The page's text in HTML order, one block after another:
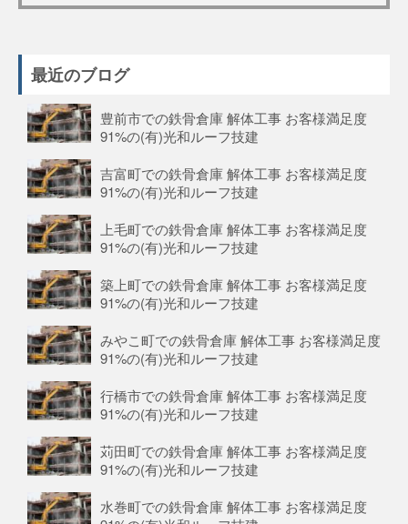
最近のブログ
豊前市での鉄骨倉庫 解体工事 お客様満足度
91%の(有)光和ルーフ技建
吉富町での鉄骨倉庫 解体工事 お客様満足度
91%の(有)光和ルーフ技建
上毛町での鉄骨倉庫 解体工事 お客様満足度
91%の(有)光和ルーフ技建
築上町での鉄骨倉庫 解体工事 お客様満足度
91%の(有)光和ルーフ技建
みやこ町での鉄骨倉庫 解体工事 お客様満足度
91%の(有)光和ルーフ技建
行橋市での鉄骨倉庫 解体工事 お客様満足度
91%の(有)光和ルーフ技建
苅田町での鉄骨倉庫 解体工事 お客様満足度
91%の(有)光和ルーフ技建
水巻町での鉄骨倉庫 解体工事 お客様満足度